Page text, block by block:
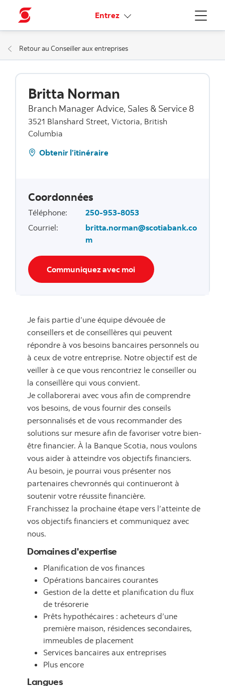
Menu
Entrez Liens connexes
Retour au Conseiller aux entreprises
Britta Norman
Branch Manager Advice, Sales & Service 8
3521 Blanshard Street, Victoria, British
Columbia
Obtenir l’itinéraire
Coordonnées
Téléphone:
250-953-8053
Courriel:
britta.norman@scotiabank.co
m
Communiquez avec moi
Je fais partie d’une équipe dévouée de
conseillers et de conseillères qui peuvent
répondre à vos besoins bancaires personnels ou
à ceux de votre entreprise. Notre objectif est de
veiller à ce que vous rencontriez le conseiller ou
la conseillère qui vous convient.
Je collaborerai avec vous afin de comprendre
vos besoins, de vous fournir des conseils
personnalisés et de vous recommander des
solutions sur mesure afin de favoriser votre bien-
être financier. À la Banque Scotia, nous voulons
vous aider à atteindre vos objectifs financiers.
Au besoin, je pourrai vous présenter nos
partenaires chevronnés qui continueront à
soutenir votre réussite financière.
Franchissez la prochaine étape vers l’atteinte de
vos objectifs financiers et communiquez avec
nous.
Domaines d'expertise
Planification de vos finances
Opérations bancaires courantes
Gestion de la dette et planification du flux
de trésorerie
Prêts hypothécaires : acheteurs d’une
première maison, résidences secondaires,
immeubles de placement
Services bancaires aux entreprises
Plus encore
Langues